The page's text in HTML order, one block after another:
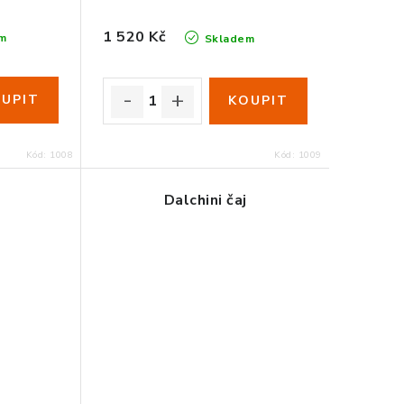
Kód: 1008
Skladem
1 520 Kč
Kód: 1009
Dalchini čaj